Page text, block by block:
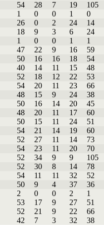
54 28 7 19
105
1 0 0 1
0
26 0 2 24
14
18 9 3 6
24
1 0 0 1
1
47 22 9 16
59
50 16 16 18
54
40 14 11 15
48
52 18 12 22
53
54 20 11 23
66
48 15 9 24
38
50 16 14 20
45
48 20 11 17
60
50 15 11 24
51
54 21 14 19
60
52 27 11 14
73
54 23 11 20
70
52 34 9 9
105
52 30 8 14
78
54 11 11 32
52
50 9 4 37
36
2 0 0 2
1
53 17 9 27
51
52 21 9 22
66
42 7 3 32 38